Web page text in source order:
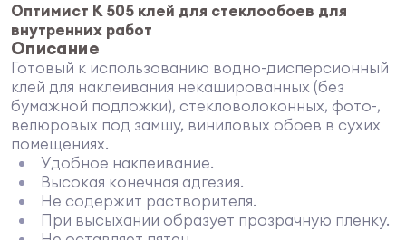
Оптимист К 505 клей для стеклообоев для
внутренних работ
Описание
Готовый к использованию водно-дисперсионный
клей для наклеивания некашированных (без
бумажной подложки), стекловолоконных, фото-,
велюровых под замшу, виниловых обоев в сухих
помещениях.
Удобное наклеивание.
Высокая конечная адгезия.
Не содержит растворителя.
При высыхании образует прозрачную пленку.